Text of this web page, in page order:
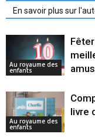
En savoir plus sur
Au royaume des
enfants
Au royaume des
enfants
livre